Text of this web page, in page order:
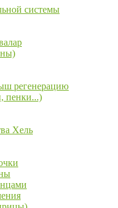
системы
регенерацию
пенки...)
Хель